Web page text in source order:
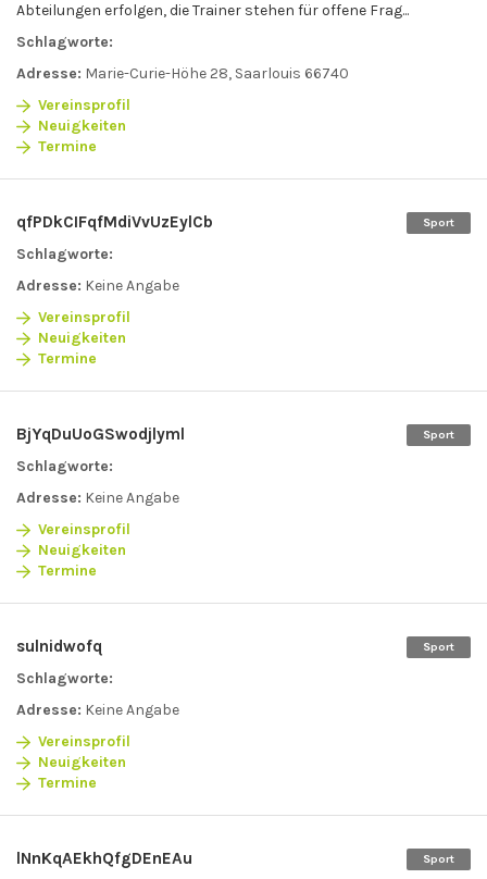
Abteilungen erfolgen, die Trainer stehen für offene Frag...
Schlagworte:
Adresse: Marie-Curie-Höhe 28, Saarlouis 66740
Vereinsprofil
Neuigkeiten
Termine
Sport
qfPDkCIFqfMdiVvUzEylCb
Schlagworte:
Adresse: Keine Angabe
Vereinsprofil
Neuigkeiten
Termine
Sport
BjYqDuUoGSwodjlyml
Schlagworte:
Adresse: Keine Angabe
Vereinsprofil
Neuigkeiten
Termine
Sport
sulnidwofq
Schlagworte:
Adresse: Keine Angabe
Vereinsprofil
Neuigkeiten
Termine
Sport
lNnKqAEkhQfgDEnEAu